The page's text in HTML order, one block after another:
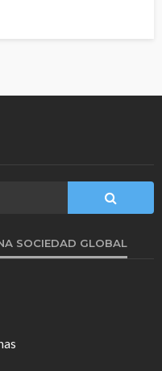
SOCIEDAD GLOBAL